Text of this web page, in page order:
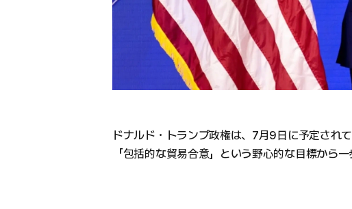
ドナルド・トランプ政権は、7月9日に予定され
「包括的な貿易合意」という野心的な目標から一